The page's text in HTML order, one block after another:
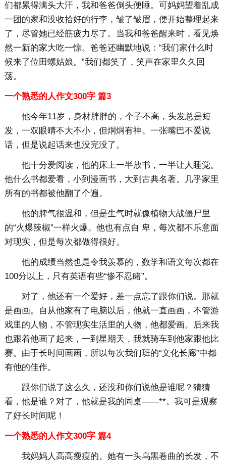
们都累得满头大汗，我和爸爸倒头便睡。可妈妈望着乱成
一团的家和没收拾好的行李，皱了皱眉，便开始整理起来
了，尽管她已经筋疲力尽了。当我和爸爸醒来时，看见焕
然一新的家大吃一惊。爸爸还幽默地说：“我们家什么时
候来了位田螺姑娘。”我们都笑了，笑声在家里久久回
荡。
一个熟悉的人作文300字 篇3
他今年11岁，身材胖胖的，个子不高，头发总是短
发，一双眼睛不大不小，但烔烔有神。一张嘴巴不爱说
话，但是说起话来也没完没了。
他十分爱阅读，他的床上一半放书，一半让人睡觉。
他什么书都爱看，小到漫画书，大到古典名著。几乎家里
所有的书都被他翻了个遍。
他的脾气很温和，但是生气时就像植物大战僵尸里
的“火爆辣椒”一样火爆。他也有点自 卑，每次都不乐意面
对现实，但是每次都做得很好。
他的成绩当然也是令我羡慕的，数学和语文每次都在
100分以上，只有英语有些“惨不忍睹”。
对了，他还有一个爱好，差一点忘了跟你们说。那就
是画画。自从他家有了电脑以后，他就一直画画，不管游
戏里的人物，不管现实生活里的人物，他都爱画。后来我
也跟着他画了起来，一到星期天，我就骑车到他家跟他比
赛。由于长时间画画，所以每次我们班的“文化长廊”中都
有他的佳作。
跟你们说了这么久，还没和你们说他是谁呢？猜猜
看，他是谁？对了，他就是我的同桌——**。我可是观察
了好长时间呢！
一个熟悉的人作文300字 篇4
我妈妈人高高瘦瘦的。她有一头乌黑卷曲的长发，不